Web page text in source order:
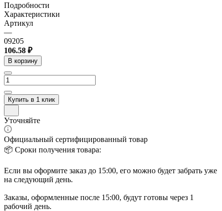
Подробности
Характеристики
Артикул
—
09205
106.58 ₽
В корзину
Купить в 1 клик
Уточняйте
Официальный сертифицированный товар
📦 Сроки получения товара:
Если вы оформите заказ до 15:00, его можно будет забрать уже
на следующий день.
Заказы, оформленные после 15:00, будут готовы через 1
рабочий день.